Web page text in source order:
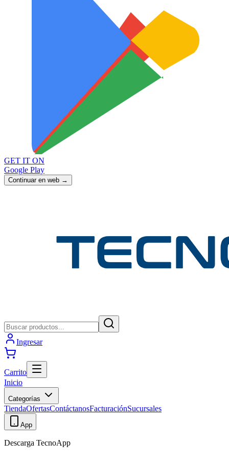
GET IT ON
Google Play
Continuar en web →
Ingresar
Carrito
Inicio
Categorías
TiendaOfertasContáctanosFacturaciónSucursales
App
Descarga TecnoApp